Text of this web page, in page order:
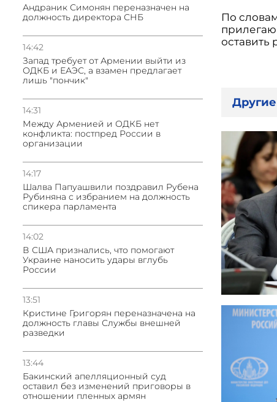
Андраник Симонян переназначен на
должность директора СНБ
14:42
Запад требует от Армении выйти из
ОДКБ и ЕАЭС, а взамен предлагает
лишь "пончик"
14:31
Между Арменией и ОДКБ нет
конфликта: постпред России в
организации
14:17
Шалва Папуашвили поздравил Рубена
Рубиняна с избранием на должность
спикера парламента
14:02
В США признались, что помогают
Украине наносить удары вглубь
России
13:51
Кристине Григорян переназначена на
должность главы Службы внешней
разведки
13:44
Бакинский апелляционный суд
оставил без изменений приговоры в
отношении пленных армян
По
оставить